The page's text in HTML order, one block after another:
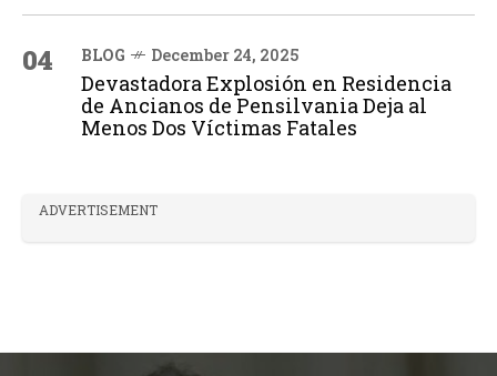
04 BLOG December 24, 2025
Devastadora Explosión en Residencia
de Ancianos de Pensilvania Deja al
Menos Dos Víctimas Fatales
ADVERTISEMENT